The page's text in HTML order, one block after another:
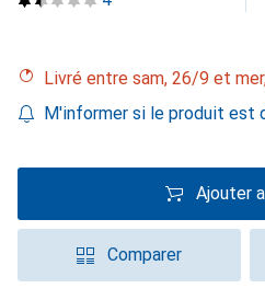
Livré entre sam, 26/9 et
M'informer si le produit est
Ajouter
Comparer